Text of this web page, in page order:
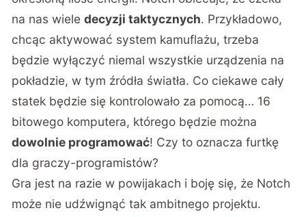
na nas wieledecyzji taktycznych. Przykładowo,
chcąc aktywować system kamuflażu, trzeba
będzie wyłączyć niemal wszystkie urządzenia na
pokładzie, w tym źródła światła. Co ciekawe cały
statek będzie się kontrolowało za pomocą… 16
bitowego komputera, którego będzie można
dowolnie programować! Czy to oznacza furtkę
dla graczy-programistów?
Gra jest na razie w powijakach i boję się, że Notch
może nie udźwignąć tak ambitnego projektu.